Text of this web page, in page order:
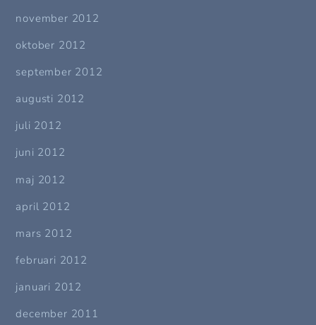
november 2012
oktober 2012
september 2012
augusti 2012
juli 2012
juni 2012
maj 2012
april 2012
mars 2012
februari 2012
januari 2012
december 2011